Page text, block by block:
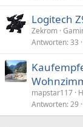
Logitech
Zekrom
Antworten 33
mapstar117
Antworten 29